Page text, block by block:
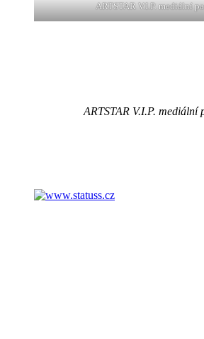
ARTSTAR V.I.P. mediální
ARTSTAR V.I.P. mediální